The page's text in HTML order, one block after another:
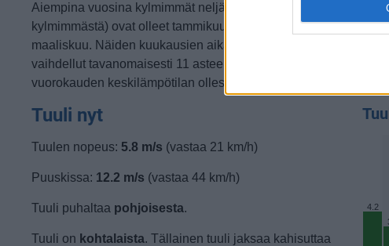
Aiempina vuosina kylmimmät neljä kuukautta (alkaen
kylmimmästä) ovat olleet tammikuu, joulukuu, helmikuu ja
maaliskuu. Näiden kuukausien aikana lämpötila on
vaihdellut tavanomaisesti 11 asteen ja 26 asteen välillä
vuorokauden keskilämpötilan ollessa 18 astetta.
Tuuli nyt
Tuulen nopeus: 5.8 m/s (vastaa 21 km/h)
Puuskissa: 12.2 m/s (vastaa 44 km/h)
Tuuli puhaltaa pohjoisesta.
Tuuli on kohtalaista. Tällainen tuuli jaksaa kahisuttaa
4.2